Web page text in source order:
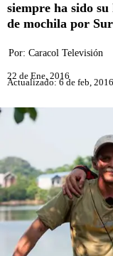
siempre ha sido
de mochila por
Por: Caracol Televisión
22 de Ene, 2016
Actualizado: 6 de feb, 2016